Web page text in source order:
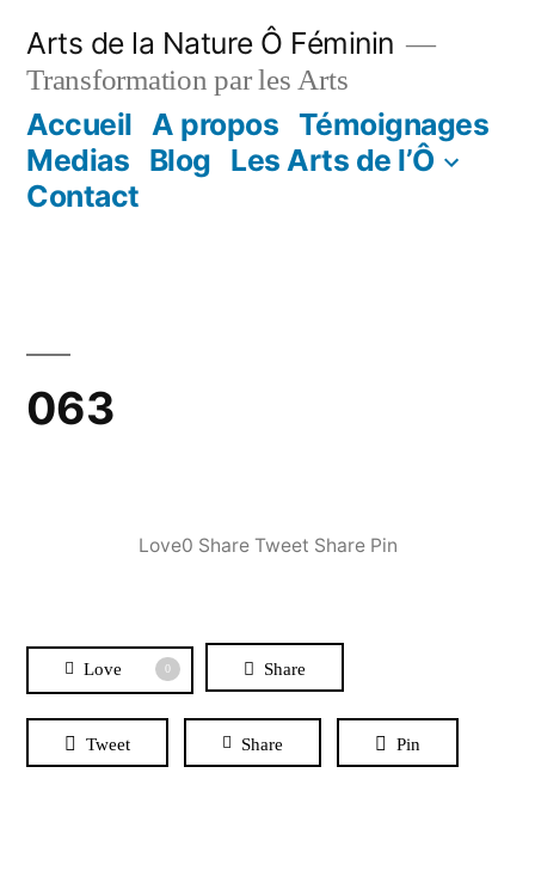
contenu
Arts de la Nature Ô Féminin
Transformation par les Arts
Accueil A propos Témoignages
Medias Blog Les Arts de l’Ô
Contact
063
Love0 Share Tweet Share Pin
Love 0 Share
Tweet Share Pin